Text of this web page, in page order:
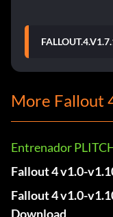
More Fallout
Entrenador
Fallout 4 v1.0-
Fallout 4 v1.0-
Download